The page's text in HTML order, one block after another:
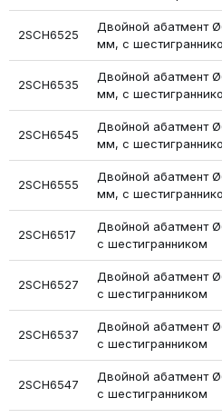
2SCH6525
Двойной абатмент
мм, с
2SCH6535
Двойной абатмент
мм, с
2SCH6545
Двойной абатмент
мм, с
2SCH6555
Двойной абатмент
мм, с
2SCH6517
Двойной абатмент
с шестигранником
2SCH6527
Двойной абатмент
с шестигранником
2SCH6537
Двойной абатмент
с шестигранником
2SCH6547
Двойной абатмент
с шестигранником